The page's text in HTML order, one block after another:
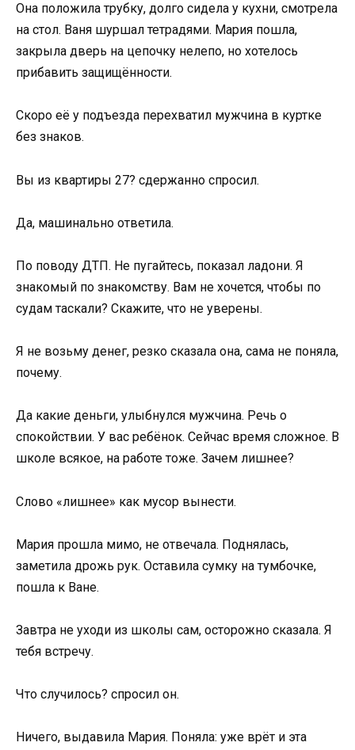
Она положила трубку, долго сидела у кухни, смотрела
на стол. Ваня шуршал тетрадями. Мария пошла,
закрыла дверь на цепочку нелепо, но хотелось
прибавить защищённости.
Скоро её у подъезда перехватил мужчина в куртке
без знаков.
Вы из квартиры 27? сдержанно спросил.
Да, машинально ответила.
По поводу ДТП. Не пугайтесь, показал ладони. Я
знакомый по знакомству. Вам не хочется, чтобы по
судам таскали? Скажите, что не уверены.
Я не возьму денег, резко сказала она, сама не поняла,
почему.
Да какие деньги, улыбнулся мужчина. Речь о
спокойствии. У вас ребёнок. Сейчас время сложное. В
школе всякое, на работе тоже. Зачем лишнее?
Слово «лишнее» как мусор вынести.
Мария прошла мимо, не отвечала. Поднялась,
заметила дрожь рук. Оставила сумку на тумбочке,
пошла к Ване.
Завтра не уходи из школы сам, осторожно сказала. Я
тебя встречу.
Что случилось? спросил он.
Ничего, выдавила Мария. Поняла: уже врёт и эта